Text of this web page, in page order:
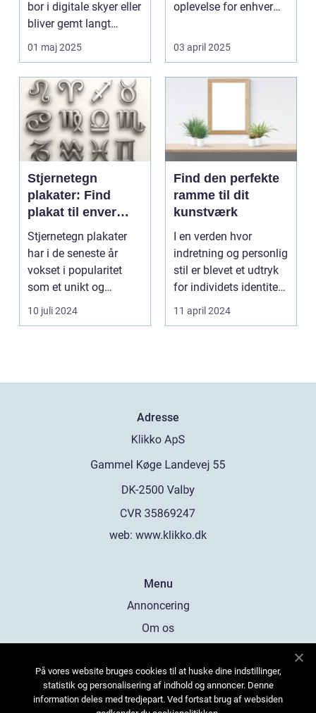
bor i digitale skyer eller
bliver gemt langt
væk...
01 maj 2025
oplevelse for enhver
ikke ...
03 april 2025
Stjernetegn
plakater: Find
plakat til enver
smag
Stjernetegn plakater
har i de seneste år
vokset i popularitet
som et unikt og
personligt indslag i h...
10 juli 2024
Find den perfekte
ramme til dit
kunstværk
I en verden hvor
indretning og personlig
stil er blevet et udtryk
for individets identitet,
spiller ...
11 april 2024
Adresse
web: www.klikko.dk
Menu
Annoncering
Om os
Kontakt os
Sitemap
På vores website bruges cookies til at huske dine indstillinger,
statistik og personalisering af indhold og annoncer. Denne
information deles med tredjepart. Ved fortsat brug af websiden